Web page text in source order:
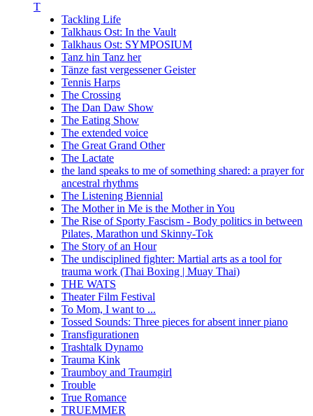
T
Tackling Life
Talkhaus Ost: In the Vault
Talkhaus Ost: SYMPOSIUM
Tanz hin Tanz her
Tänze fast vergessener Geister
Tennis Harps
The Crossing
The Dan Daw Show
The Eating Show
The extended voice
The Great Grand Other
The Lactate
the land speaks to me of something shared: a prayer for
ancestral rhythms
The Listening Biennial
The Mother in Me is the Mother in You
The Rise of Sporty Fascism - Body politics in between
Pilates, Marathon und Skinny-Tok
The Story of an Hour
The undisciplined fighter: Martial arts as a tool for
trauma work (Thai Boxing | Muay Thai)
THE WATS
Theater Film Festival
To Mom, I want to ...
Tossed Sounds: Three pieces for absent inner piano
Transfigurationen
Trashtalk Dynamo
Trauma Kink
Traumboy and Traumgirl
Trouble
True Romance
TRUEMMER